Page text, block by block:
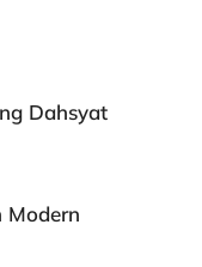
Dahsyat
Modern